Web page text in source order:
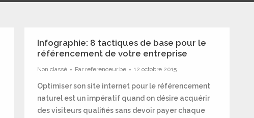
Infographie: 8 tactiques de base pour le
référencement de votre entreprise
Non classé Par referenceur.be 12 octobre 2015
Optimiser son site internet pour le référencement
naturel est un impératif quand on désire acquérir
des visiteurs qualifiés sans devoir payer chaque